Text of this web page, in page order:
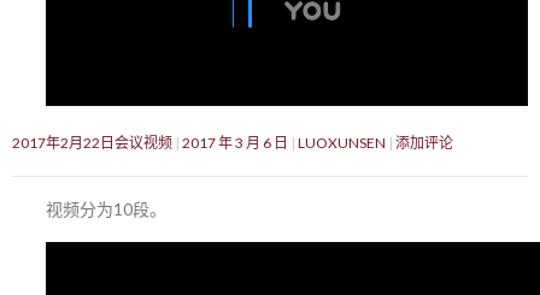
2017年2月22日会议视频 2017 年 3 月 6 日 LUOXUNSEN 添加评论
视频分为10段。